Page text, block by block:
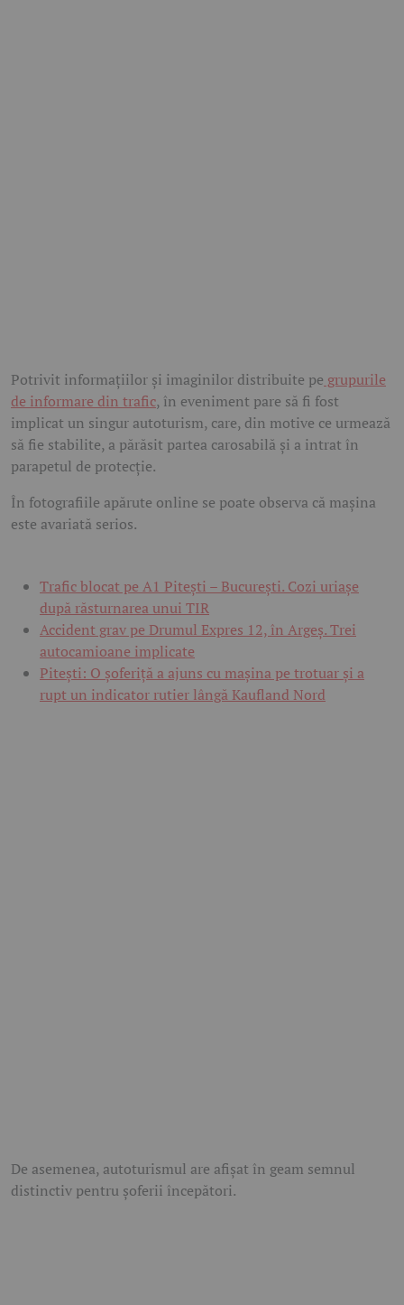
Potrivit informațiilor și imaginilor distribuite pe grupurile
de informare din trafic, în eveniment pare să fi fost
implicat un singur autoturism, care, din motive ce urmează
să fie stabilite, a părăsit partea carosabilă și a intrat în
parapetul de protecție.
În fotografiile apărute online se poate observa că mașina
este avariată serios.
Trafic blocat pe A1 Pitești – București. Cozi uriașe
după răsturnarea unui TIR
Accident grav pe Drumul Expres 12, în Argeș. Trei
autocamioane implicate
Pitești: O șoferiță a ajuns cu mașina pe trotuar și a
rupt un indicator rutier lângă Kaufland Nord
De asemenea, autoturismul are afișat în geam semnul
distinctiv pentru șoferii începători.